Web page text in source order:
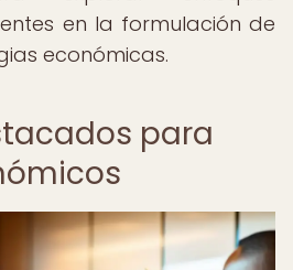
en la formulación de
económicas.
para